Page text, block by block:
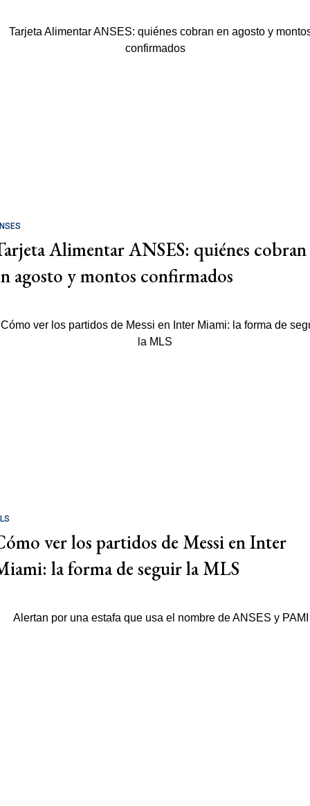
Alimentar ANSES: quiénes cobran
agosto y montos confirmados
ver los partidos de Messi en Inter
la forma de seguir la MLS